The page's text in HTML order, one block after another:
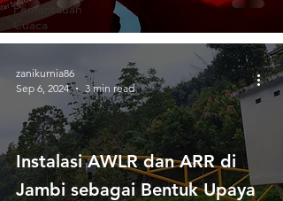
Pemantauan
Cuaca
Instalasi AWLR dan ARR di
Jambi sebagai Bentuk Upaya
zanikurnia86
Sep 6, 2024
3 min read